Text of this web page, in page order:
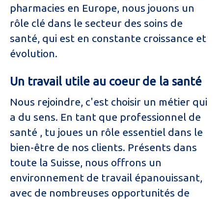
pharmacies en Europe, nous jouons un
rôle clé dans le secteur des soins de
santé, qui est en constante croissance et
évolution.
Un travail utile au coeur de la santé
Nous rejoindre, c'est choisir un métier qui
a du sens. En tant que professionnel de
santé , tu joues un rôle essentiel dans le
bien-être de nos clients. Présents dans
toute la Suisse, nous offrons un
environnement de travail épanouissant,
avec de nombreuses opportunités de